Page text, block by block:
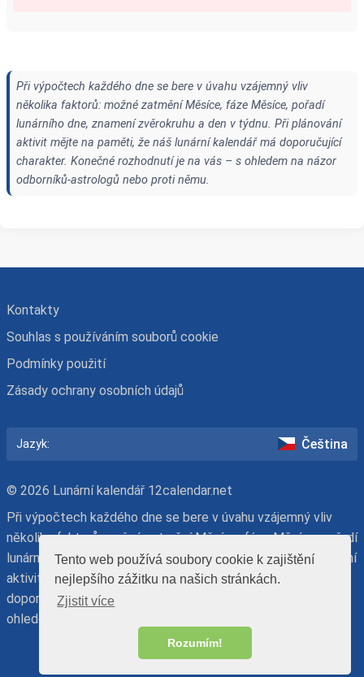
Tento web používá soubory cookie k zajištění
nejlepšího zážitku na našich stránkách.
Zjistit více
Rozumím!
Při výpočtech každého dne se bere v úvahu vzájemný vliv
několika faktorů: možné zatmění Měsíce, fáze Měsíce, pořadí
lunárního dne, znamení zvěrokruhu a den v týdnu. Při plánování
aktivit mějte na paměti, že náš lunární kalendář má doporučující
charakter. Konečné rozhodnutí je na vás – s ohledem na názor
odborníků-astrologů nebo proti němu.
Kontakty
Souhlas s používáním souborů cookie
Podmínky použití
Zásady ochrany osobních údajů
Jazyk: Čeština
© 2026 Lunární kalendář 12calendar.net
Při výpočtech každého dne se bere v úvahu vzájemný vliv
několika faktorů: možné zatmění Měsíce, fáze Měsíce, pořadí
lunárního dne, znamení zvěrokruhu a den v týdnu. Při plánování
aktivit mějte na paměti, že náš lunární kalendář má
doporučující charakter. Konečné rozhodnutí je na vás – s
ohledem na názor odborníků-astrologů nebo proti němu.